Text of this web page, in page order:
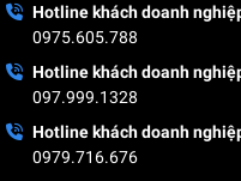
Hotline khách doanh
0975.605.788
Hotline khách doanh
097.999.1328
Hotline khách doanh
0979.716.676